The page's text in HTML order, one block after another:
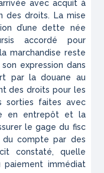
avec acquit à
des droits. La mise
d’une dette née
accordé pour
marchandise reste
expres­sion dans
par la douane au
des droits pour les
sorties faites avec
en entrepôt et la
le gage du fisc
du compte par des
constaté, quelle
paiement immédiat